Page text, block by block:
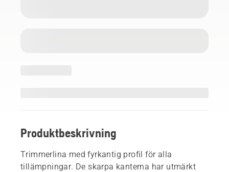
Produktbeskrivning
Trimmerlina med fyrkantig profil för alla
tillämpningar. De skarpa kanterna har utmärkt